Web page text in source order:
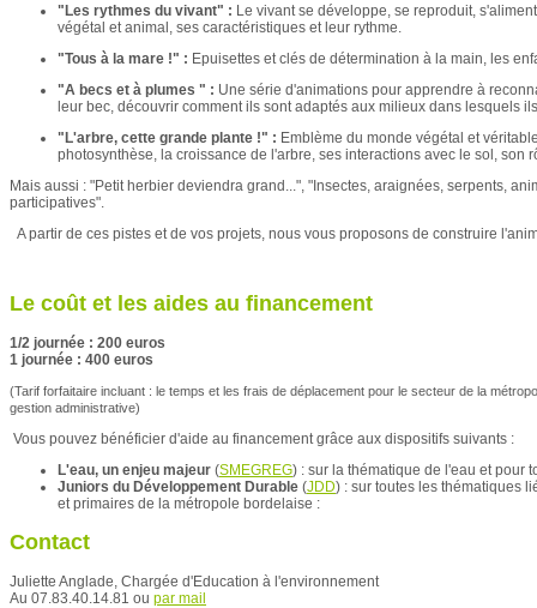
"Les rythmes du vivant" : Le vivant se développe, se reproduit,
végétal et animal, ses caractéristiques et leur rythme.
"Tous à la mare !" : Epuisettes et clés de détermination à la main, les
"A becs et à plumes " : Une série d'animations pour apprendre à
leur bec, découvrir comment ils sont adaptés aux milieux dans lesquels
"L'arbre, cette grande plante !" : Emblème du monde végétal et
photosynthèse, la croissance de l'arbre, ses interactions avec le sol, son
Mais aussi : "Petit herbier deviendra grand...", "Insectes, araignées, serpents,
participatives".
A partir de ces pistes et de vos projets, nous vous proposons de construire
Le coût et les aides au financement
1/2 journée : 200 euros
1 journée : 400 euros
(Tarif forfaitaire incluant : le temps et les frais de déplacement pour le secteur de la
gestion administrative)
Vous pouvez bénéficier d'aide au financement grâce aux dispositifs suivants :
L'eau, un enjeu majeur (SMEGREG) : sur la thématique de l'eau et pour
Juniors du Développement Durable (JDD) : sur toutes les thématiques
et primaires de la métropole bordelaise :
Contact
Juliette Anglade, Chargée d'Education à l'environnement
Au 07.83.40.14.81 ou par mail